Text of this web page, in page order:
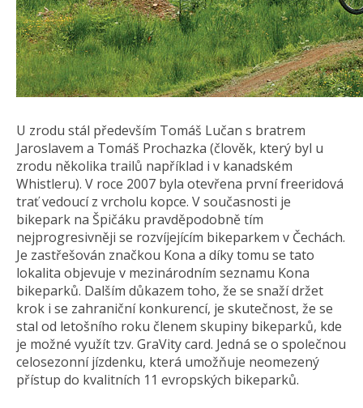
U zrodu stál především Tomáš Lučan s bratrem
Jaroslavem a Tomáš Prochazka (člověk, který byl u
zrodu několika trailů například i v kanadském
Whistleru). V roce 2007 byla otevřena první freeridová
trať vedoucí z vrcholu kopce. V současnosti je
bikepark na Špičáku pravděpodobně tím
nejprogresivněji se rozvíjejícím bikeparkem v Čechách.
Je zastřešován značkou Kona a díky tomu se tato
lokalita objevuje v mezinárodním seznamu Kona
bikeparků. Dalším důkazem toho, že se snaží držet
krok i se zahraniční konkurencí, je skutečnost, že se
stal od letošního roku členem skupiny bikeparků, kde
je možné využít tzv. GraVity card. Jedná se o společnou
celosezonní jízdenku, která umožňuje neomezený
přístup do kvalitních 11 evropských bikeparků.